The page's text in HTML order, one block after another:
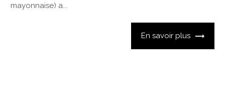
mayonnaise) a...
En savoir plus